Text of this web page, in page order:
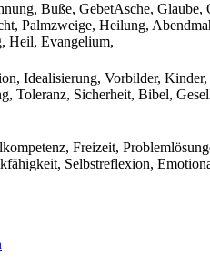
Buße, GebetAsche,
Palmzweige, Heilung,
Heil, Evangelium,
Idealisierung, Vorbilder,
Sicherheit, Bibel,
Freizeit,
Selbstreflexion,